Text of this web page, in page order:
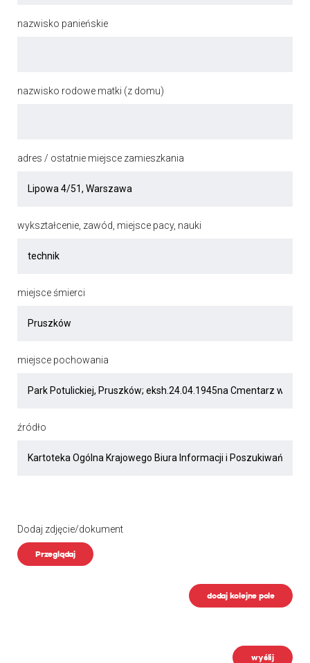
nazwisko panieńskie
nazwisko rodowe matki (z domu)
adres / ostatnie miejsce zamieszkania
wykształcenie, zawód, miejsce pacy, nauki
miejsce śmierci
miejsce pochowania
źródło
Dodaj zdjęcie/dokument
Przeglądaj
dodaj kolejne pole
wyślij